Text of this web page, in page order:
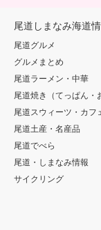
尾道しまなみ海道
尾道グルメ
グルメまとめ
尾道ラーメン・中華
尾道焼き（てっぱん・
尾道スウィーツ・カフ
尾道土産・名産品
尾道でべら
尾道・しまなみ情報
サイクリング